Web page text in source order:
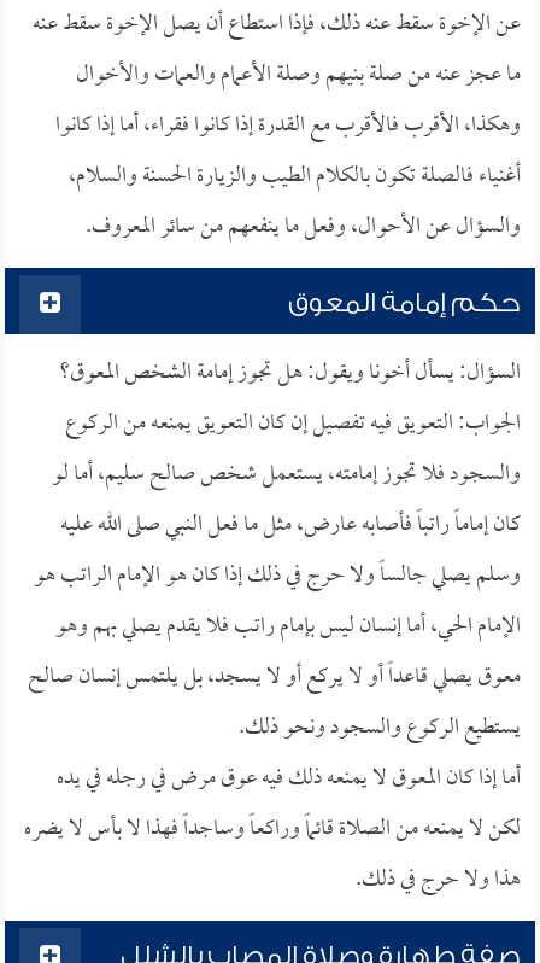
عن الإخوة سقط عنه ذلك، فإذا استطاع أن يصل الإخوة سقط عنه
ما عجز عنه من صلة بنيهم وصلة الأعمام والعمات والأخوال
وهكذا، الأقرب فالأقرب مع القدرة إذا كانوا فقراء، أما إذا كانوا
أغنياء فالصلة تكون بالكلام الطيب والزيارة الحسنة والسلام،
والسؤال عن الأحوال، وفعل ما ينفعهم من سائر المعروف.
حكم إمامة المعوق
السؤال: يسأل أخونا ويقول: هل تجوز إمامة الشخص المعوق؟
الجواب: التعويق فيه تفصيل إن كان التعويق يمنعه من الركوع
والسجود فلا تجوز إمامته، يستعمل شخص صالح سليم، أما لو
كان إماماً راتباً فأصابه عارض، مثل ما فعل النبي صلى الله عليه
وسلم يصلي جالساً ولا حرج في ذلك إذا كان هو الإمام الراتب هو
الإمام الحي، أما إنسان ليس بإمام راتب فلا يقدم يصلي بهم وهو
معوق يصلي قاعداً أو لا يركع أو لا يسجد، بل يلتمس إنسان صالح
يستطيع الركوع والسجود ونحو ذلك.
أما إذا كان المعوق لا يمنعه ذلك فيه عوق مرض في رجله في يده
لكن لا يمنعه من الصلاة قائماً وراكعاً وساجداً فهذا لا بأس لا يضره
هذا ولا حرج في ذلك.
صفة طهارة وصلاة المصاب بالشلل